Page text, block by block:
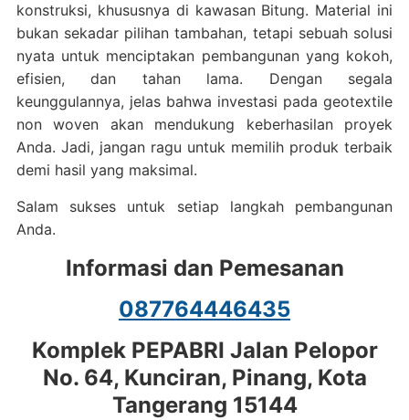
konstruksi, khususnya di kawasan Bitung. Material ini
bukan sekadar pilihan tambahan, tetapi sebuah solusi
nyata untuk menciptakan pembangunan yang kokoh,
efisien, dan tahan lama. Dengan segala
keunggulannya, jelas bahwa investasi pada geotextile
non woven akan mendukung keberhasilan proyek
Anda. Jadi, jangan ragu untuk memilih produk terbaik
demi hasil yang maksimal.
Salam sukses untuk setiap langkah pembangunan
Anda.
Informasi dan Pemesanan
087764446435
Komplek PEPABRI Jalan Pelopor
No. 64, Kunciran, Pinang, Kota
Tangerang 15144